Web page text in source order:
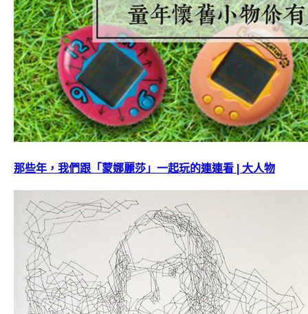
那些年，我們跟「蒙娜麗莎」一起玩的連連看 | 大人物